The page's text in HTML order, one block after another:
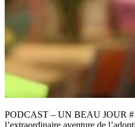
PODCAST – UN BEAU JOUR
l’extraordinaire aventure de